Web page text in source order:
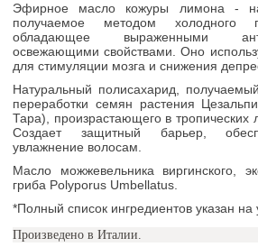
Эфирное масло кожуры лимона -
получаемое методом холодного
обладающее выраженными
освежающими свойствами. Оно
для стимуляции мозга и снижения
Натуральный полисахарид,
переработки семян растения
Тара), произрастающего в тропических
Создает защитный барьер,
увлажнение волосам.
Масло можжевельника виргинского,
гриба Polyporus Umbellatus.
*Полный список ингредиентов указан на
Произведено в Италии.